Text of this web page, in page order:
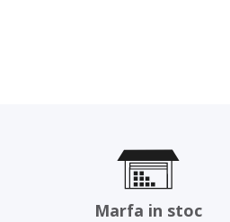
Marfa in stoc